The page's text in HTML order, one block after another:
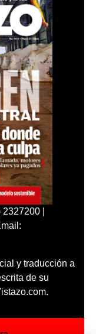
|
y traducción a
de su